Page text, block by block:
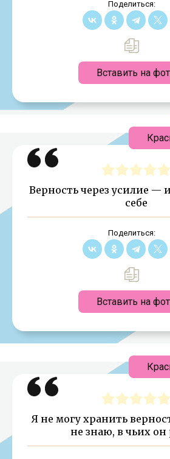
Поделиться:
Вставить на
Верность через усилие —
себе
Поделиться:
Вставить на
Я не могу хранить
не знаю, в чьих он